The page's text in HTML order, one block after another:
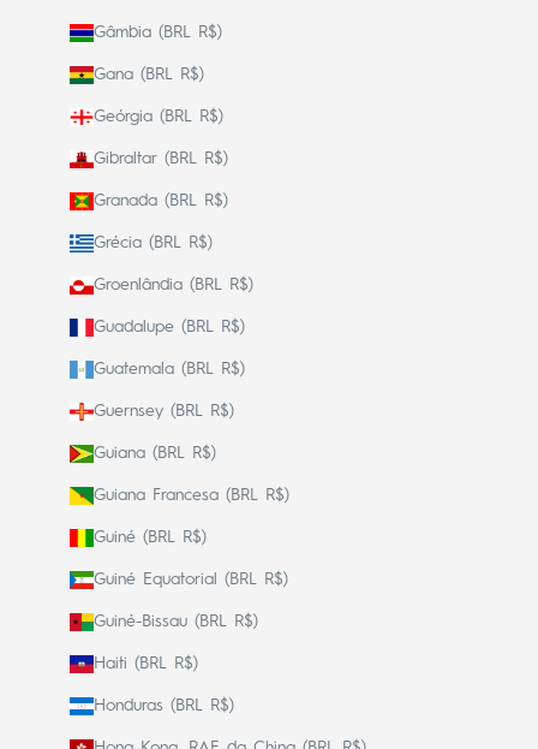
Gâmbia (BRL R$)
Gana (BRL R$)
Geórgia (BRL R$)
Gibraltar (BRL R$)
Granada (BRL R$)
Grécia (BRL R$)
Groenlândia (BRL R$)
Guadalupe (BRL R$)
Guatemala (BRL R$)
Guernsey (BRL R$)
Guiana (BRL R$)
Guiana Francesa (BRL R$)
Guiné (BRL R$)
Guiné Equatorial (BRL R$)
Guiné-Bissau (BRL R$)
Haiti (BRL R$)
Honduras (BRL R$)